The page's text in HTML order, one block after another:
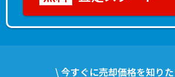
\ 今すぐに売却価格を知り